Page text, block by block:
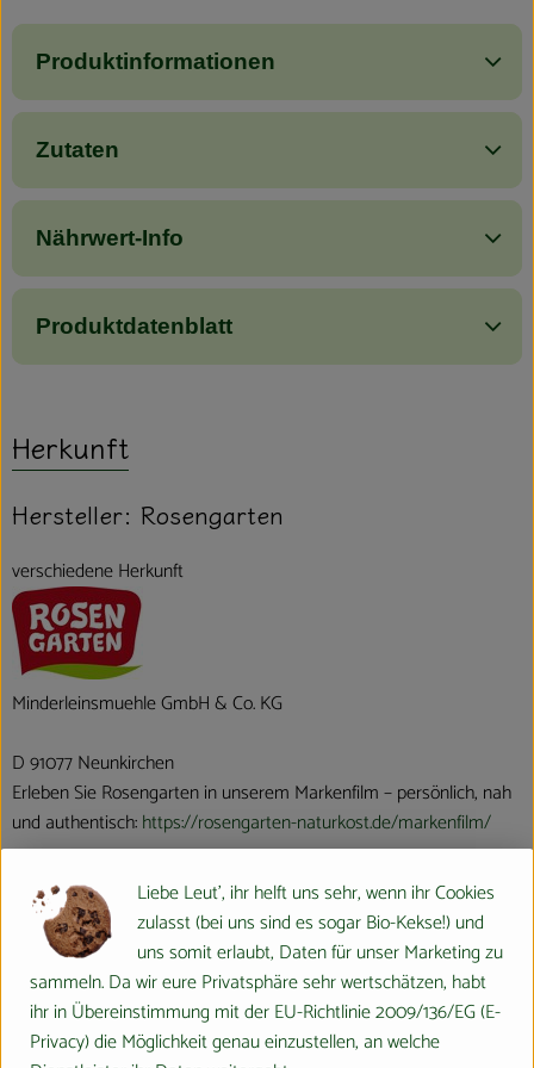
Produktinformationen
Zutaten
Nährwert-Info
Produktdatenblatt
Herkunft
Hersteller: Rosengarten
verschiedene Herkunft
Minderleinsmuehle GmbH & Co. KG
D 91077 Neunkirchen
Erleben Sie Rosengarten in unserem Markenfilm – persönlich, nah
und authentisch:https://rosengarten-naturkost.de/markenfilm/
Rosengarten ist die Naturkostmarke der Minderleinsmühle. Die
Minderleinsmühle ist als Familienbetrieb seit dem Jahr 1776 in
Franken verwurzelt. Mit der Pioniermarke Rosengarten führen wir
diese lange Tradition zukunftsweisend fort.
Von Anfang an setzen wir auf biologische Rohstoffe und
bodenständiges Handwerk. Wir arbeiten mit Hafer, Dinkel und
Liebe Leut', ihr helft uns sehr, wenn ihr Cookies
zulasst (bei uns sind es sogar Bio-Kekse!) und
uns somit erlaubt, Daten für unser Marketing zu
sammeln. Da wir eure Privatsphäre sehr wertschätzen, habt
ihr in Übereinstimmung mit der EU-Richtlinie 2009/136/EG (E-
Privacy) die Möglichkeit genau einzustellen, an welche